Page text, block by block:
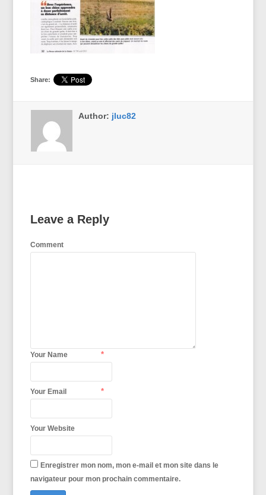
Share:
Author: jluc82
Leave a Reply
Comment
Your Name *
Your Email *
Your Website
Enregistrer mon nom, mon e-mail et mon site dans le
navigateur pour mon prochain commentaire.